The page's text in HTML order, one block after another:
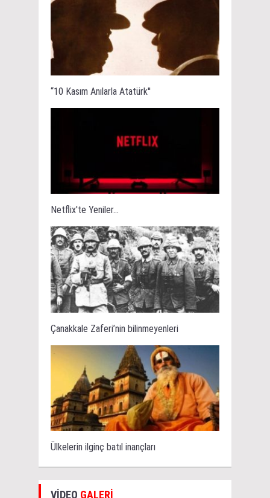
“10 Kasım Anılarla Atatürk''
Netflix'te Yeniler...
Çanakkale Zaferi’nin bilinmeyenleri
Ülkelerin ilginç batıl inançları
VİDEO GALERİ